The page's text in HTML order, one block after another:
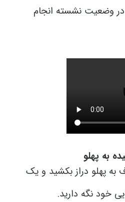
وضعیت نشسته انجام
پهلو دراز بکشید و یک
خود نگه دارید.